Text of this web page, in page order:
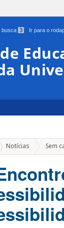
busca 3 Ir para o
Notícias Sem